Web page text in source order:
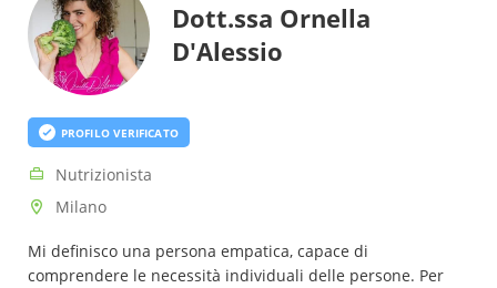
Dott.ssa Ornella
D'Alessio
PROFILO VERIFICATO
Nutrizionista
Milano
Mi definisco una persona empatica, capace di
comprendere le necessità individuali delle persone. Per